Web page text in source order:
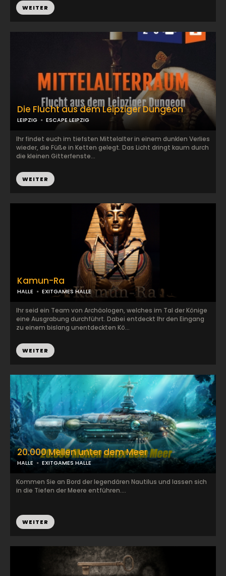
WEITER
Die Flucht aus dem Leipziger Dungeon
LEIPZIG ESCAPE LEIPZIG
Ihr findet euch im tiefsten Mittelalter in einem dunklen Verlies
wieder, die Füße in Ketten gelegt. Das Licht dringt kaum durch
die kleinen Gitterfenste...
WEITER
Kamun-Ra
HALLE EXITGAMES HALLE
Ihr seid ein Team von Archäologen, welches im Tal der Könige
eine Ausgrabung durchführt. Dabei entdeckt Ihr den Eingang
zu einem bislang unentdeckten Kö...
WEITER
20.000 Meilen unter dem Meer
HALLE EXITGAMES HALLE
Kommen Sie an Bord der legendären Nautilus und lassen sich
in die Tiefen der Meere entführen....
WEITER